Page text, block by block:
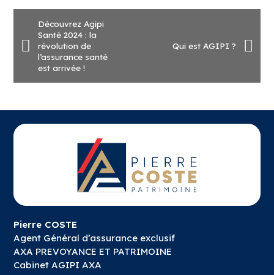
Découvrez Agipi
Santé 2024 : la
révolution de
l’assurance santé
est arrivée !
Qui est AGIPI ?
Pierre COSTE
Agent Général d’assurance exclusif
AXA PREVOYANCE ET PATRIMOINE
CabinetAGIPI AXA